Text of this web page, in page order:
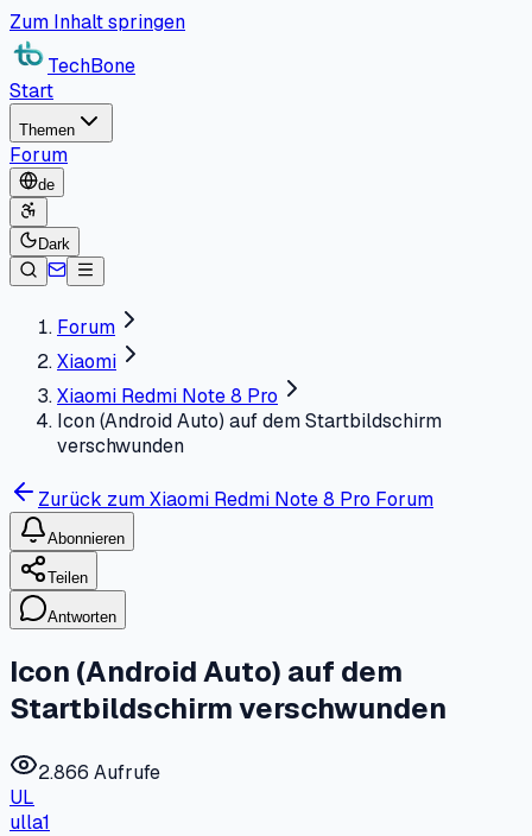
Zum Inhalt springen
TechBone
Start
Themen
Forum
de
Dark
Forum
Xiaomi
Xiaomi Redmi Note 8 Pro
Icon (Android Auto) auf dem Startbildschirm
verschwunden
Zurück zum Xiaomi Redmi Note 8 Pro Forum
Abonnieren
Teilen
Antworten
Icon (Android Auto) auf dem
Startbildschirm verschwunden
2.866 Aufrufe
UL
ulla1